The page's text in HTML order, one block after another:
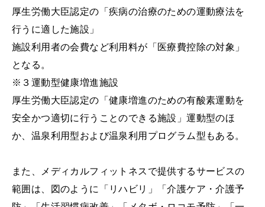
厚生労働大臣認定の「疾病の治療のための運動療法を
行うに適した施設」
施設利用者の会費など利用料が「医療費控除の対象」
となる。
※３運動型健康増進施設
厚生労働大臣認定の「健康増進のための有酸素運動を
安全かつ適切に行うことのできる施設」運動型のほ
か、温泉利用型および温泉利用プログラム型もある。
また、メディカルフィットネスで提供するサービスの
範囲は、図のように「リハビリ」「介護ケア・介護予